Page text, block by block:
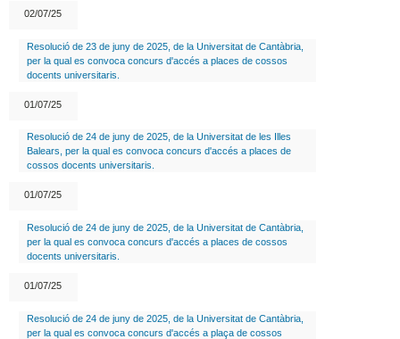
02/07/25
Resolució de 23 de juny de 2025, de la Universitat de Cantàbria,
per la qual es convoca concurs d'accés a places de cossos
docents universitaris.
01/07/25
Resolució de 24 de juny de 2025, de la Universitat de les Illes
Balears, per la qual es convoca concurs d'accés a places de
cossos docents universitaris.
01/07/25
Resolució de 24 de juny de 2025, de la Universitat de Cantàbria,
per la qual es convoca concurs d'accés a places de cossos
docents universitaris.
01/07/25
Resolució de 24 de juny de 2025, de la Universitat de Cantàbria,
per la qual es convoca concurs d'accés a plaça de cossos